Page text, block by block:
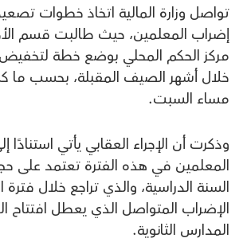
تواصل وزارة المالية اتخاذ خطوات
إضراب المعلمين، حيث طالبت قسم
مركز الحكم المحلي بوضع خطة
مساء السبت.
وذكرت أن الإجراء العقابي يأتي استنادًا
المعلمين في هذه الفترة تعتمد على
السنة الدراسية، والذي تراجع خلال
الإضراب المتواصل الذي يعطل افتتاح
المدارس الثانوية.